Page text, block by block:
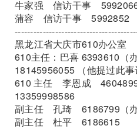
牛家强 信访干事
蒲容 信访干事 5992852
黑龙江省大庆市610办公室
610主任：巴喜 6393610
18145956055 （他提过此事
610 主任 李恩成 4604899
13359998586
副主任 孔琦 6186799（
副主任 杜平 6186615